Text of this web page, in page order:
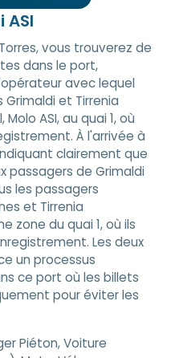
vous trouverez de
dans le port,
avec lequel
Grimaldi et Tirrenia
ASI, au quai 1, où
À l'arrivée à
clairement que
passagers de Grimaldi
les passagers
et Tirrenia
zone du quai 1, où ils
Les deux
un processus
ce port où les billets
pour éviter les
Piéton, Voiture